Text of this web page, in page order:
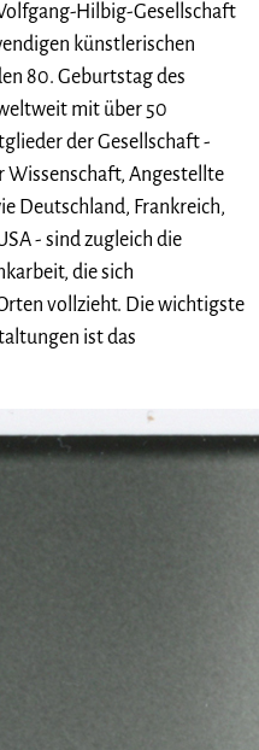
Hilbig-Gesellschaft
künstlerischen
80. Geburtstag des
mit über 50
der Gesellschaft -
Wissenschaft, Angestellte
Deutschland, Frankreich,
- sind zugleich die
die sich
vollzieht. Die wichtigste
ist das